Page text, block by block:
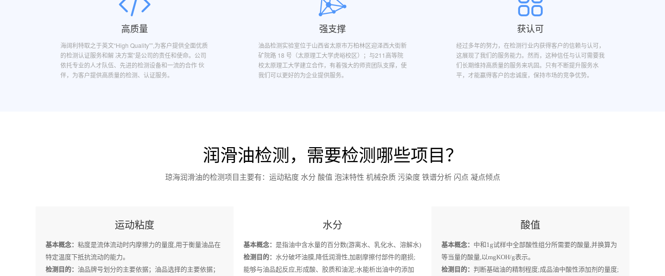
高质量
海阔利特取之于英文“High Quality””,为客户提供全面优质
的检测认证服务和解 决方案”是公司的责任和使命。公司
依托专业的人才队伍、先进的检测设备和一流的合作 伙
伴，为客户提供高质量的检测、认证服务。
强支撑
油品检测实验室位于山西省太原市万柏林区迎泽西大街新
矿院路 18 号（太原理工大学虎峪校区）；与211高等院
校太原理工大学建立合作，有着强大的师资团队支撑，使
我们可以更好的为企业提供服务。
获认可
经过多年的努力，在检测行业内获得客户的信赖与认可，
这展现了我们的服务能力。然而，这种信任与认可需要我
们长期维持高质量的服务来巩固。只有不断提升服务水
平，才能赢得客户的忠诚度，保持市场的竞争优势。
润滑油检测，需要检测哪些项目？
琼海润滑油的检测项目主要有：运动粘度 水分 酸值 泡沫特性 机械杂质 污染度 铁谱分析 闪点 凝点倾点
运动粘度
基本概念： 粘度是流体流动时内摩擦力的量度,用于衡量油品在
特定温度下抵抗流动的能力。
检测目的： 油品牌号划分的主要依据；油品选择的主要依据；
水分
基本概念： 是指油中含水量的百分数(游离水、乳化水、溶解水)
检测目的： 水分破坏油膜,降低润滑性,加剧摩擦付部件的磨损;
能够与油品起反应,形成酸、胶质和油泥;水能析出油中的添加
酸值
基本概念： 中和1g试样中全部酸性组分所需要的酸量,并换算为
等当量的酸量,以mgKOH/g表示。
检测目的： 判断基础油的精制程度;成品油中酸性添加剂的量度;